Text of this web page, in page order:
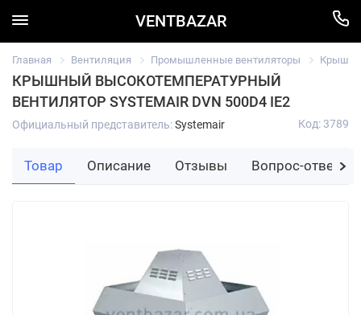
VENTBAZAR
Главная Вентиляция Промышленные вентиляторы
КРЫШНЫЙ ВЫСОКОТЕМПЕРАТУРНЫЙ
ВЕНТИЛЯТОР SYSTEMAIR DVN 500D4 IE2
Официальный представитель:Systemair Код: 3789
Товар Описание Отзывы Вопрос-ответ